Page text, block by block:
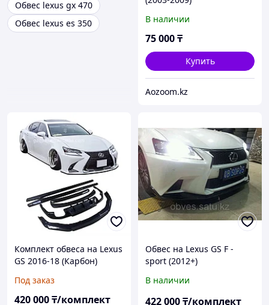
Обвес lexus gx 470
Обвес lexus es 350
В наличии
75 000₸
Купить
Aozoom.kz
Комплект обвеса на Lexus
GS 2016-18 (Карбон)
Под заказ
420 000₸/комплект
Обвес на Lexus GS F -
sport (2012+)
В наличии
422 000₸/комплект